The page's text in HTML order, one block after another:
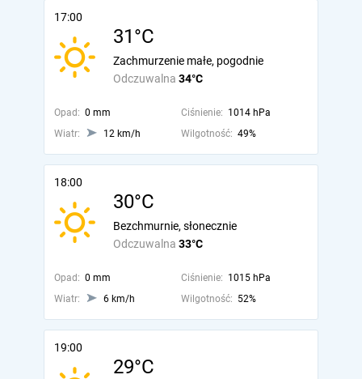
17:00
31°C
Odczuwalna 34°C
Zachmurzenie małe, pogodnie
Opad: 0 mm Ciśnienie: 1014 hPa
Wiatr:
12 km/h Wilgotność: 49%
18:00
30°C
Odczuwalna 33°C
Bezchmurnie, słonecznie
Opad: 0 mm Ciśnienie: 1015 hPa
Wiatr:
6 km/h Wilgotność: 52%
19:00
29°C